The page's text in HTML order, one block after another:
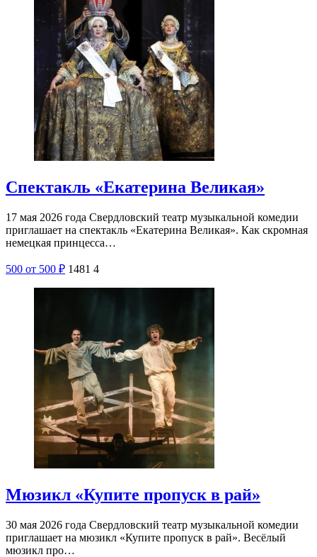
Спектакль «Екатерина Великая»
17 мая 2026 года Свердловский театр музыкальной комедии
приглашает на спектакль «Екатерина Великая». Как скромная
немецкая принцесса…
500 от 500 ₽ 1481 4
Мюзикл «Купите пропуск в рай»
30 мая 2026 года Свердловский театр музыкальной комедии
приглашает на мюзикл «Купите пропуск в рай». Весёлый
мюзикл про…